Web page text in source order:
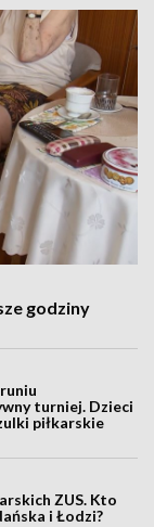
godziny
turniej. Dzieci
piłkarskie
ZUS. Kto
i Łodzi?